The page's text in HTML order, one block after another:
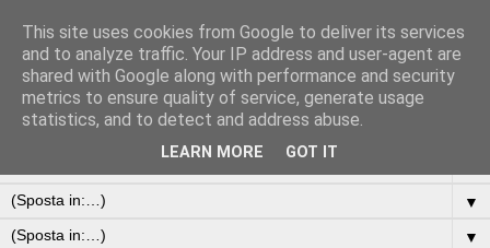
▼
▼
This site uses cookies from Google to deliver its services
and to analyze traffic. Your IP address and user-agent are
shared with Google along with performance and security
metrics to ensure quality of service, generate usage
statistics, and to detect and address abuse.
LEARN MORE GOT IT